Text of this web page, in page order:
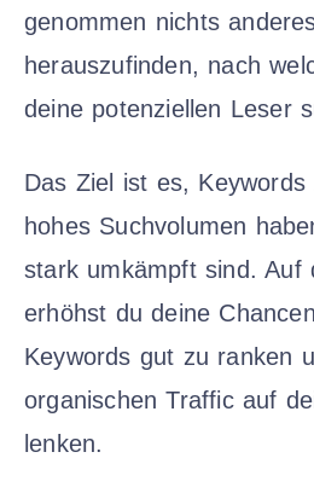
genommen nichts
herauszufinden, nach
deine potenziellen Leser
Das Ziel ist es,
hohes Suchvolumen
stark umkämpft sind. Auf
erhöhst du deine
Keywords gut zu ranken
organischen Traffic auf
lenken.